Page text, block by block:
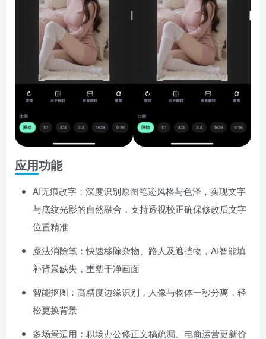
应用功能
AI无痕改字：深度识别原图笔迹风格与色泽，实现文字
与底纹光影的自然融合，支持透视校正确保修改后文字
位置精准
魔法消除笔：快速移除杂物、路人及遮挡物，AI智能填
补背景缺失，重塑干净画面
智能抠图：高精度边缘识别，人像与物体一秒分离，轻
松更换背景
多场景适用：职场办公修正文稿疏漏、电商运营更新价